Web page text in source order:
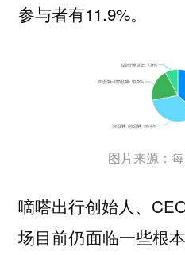
参与者有11.9%。
图片来源：
嘀嗒出行创始人、
场目前仍面临一些根